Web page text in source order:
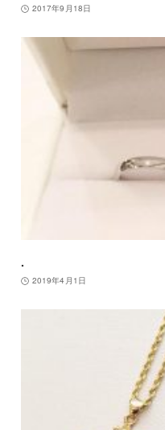
2017年9月18日
.
2019年4月1日